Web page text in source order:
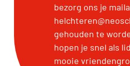
bezorg ons je
gehouden te
hopen je snel als
mooie